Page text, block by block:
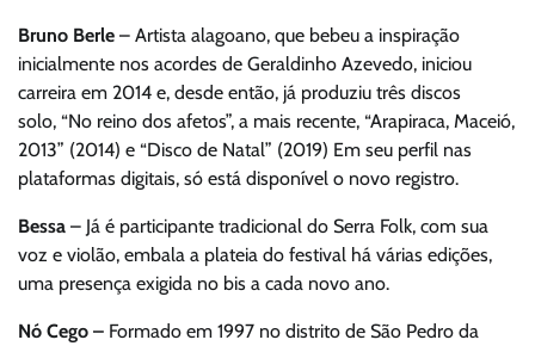
Bruno Berle – Artista alagoano, que bebeu a inspiração
inicialmente nos acordes de Geraldinho Azevedo, iniciou
carreira em 2014 e, desde então, já produziu três discos
solo, “No reino dos afetos”, a mais recente, “Arapiraca, Maceió,
2013” (2014) e “Disco de Natal” (2019) Em seu perfil nas
plataformas digitais, só está disponível o novo registro.
Bessa – Já é participante tradicional do Serra Folk, com sua
voz e violão, embala a plateia do festival há várias edições,
uma presença exigida no bis a cada novo ano.
Nó Cego – Formado em 1997 no distrito de São Pedro da